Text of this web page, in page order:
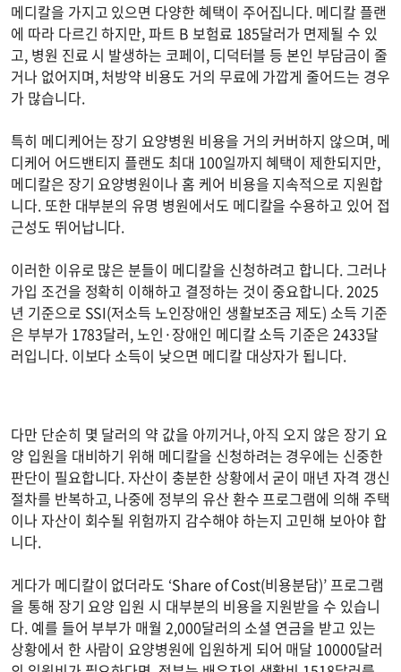
메디칼을 가지고 있으면 다양한 혜택이 주어집니다. 메디칼 플랜
에 따라 다르긴 하지만, 파트 B 보험료 185달러가 면제될 수 있
고, 병원 진료 시 발생하는 코페이, 디덕터블 등 본인 부담금이 줄
거나 없어지며, 처방약 비용도 거의 무료에 가깝게 줄어드는 경우
가 많습니다.
특히 메디케어는 장기 요양병원 비용을 거의 커버하지 않으며, 메
디케어 어드밴티지 플랜도 최대 100일까지 혜택이 제한되지만,
메디칼은 장기 요양병원이나 홈 케어 비용을 지속적으로 지원합
니다. 또한 대부분의 유명 병원에서도 메디칼을 수용하고 있어 접
근성도 뛰어납니다.
이러한 이유로 많은 분들이 메디칼을 신청하려고 합니다. 그러나
가입 조건을 정확히 이해하고 결정하는 것이 중요합니다. 2025
년 기준으로 SSI(저소득 노인장애인 생활보조금 제도) 소득 기준
은 부부가 1783달러, 노인·장애인 메디칼 소득 기준은 2433달
러입니다. 이보다 소득이 낮으면 메디칼 대상자가 됩니다.
다만 단순히 몇 달러의 약 값을 아끼거나, 아직 오지 않은 장기 요
양 입원을 대비하기 위해 메디칼을 신청하려는 경우에는 신중한
판단이 필요합니다. 자산이 충분한 상황에서 굳이 매년 자격 갱신
절차를 반복하고, 나중에 정부의 유산 환수 프로그램에 의해 주택
이나 자산이 회수될 위험까지 감수해야 하는지 고민해 보아야 합
니다.
게다가 메디칼이 없더라도 ‘Share of Cost(비용분담)’ 프로그램
을 통해 장기 요양 입원 시 대부분의 비용을 지원받을 수 있습니
다. 예를 들어 부부가 매월 2,000달러의 소셜 연금을 받고 있는
상황에서 한 사람이 요양병원에 입원하게 되어 매달 10000달러